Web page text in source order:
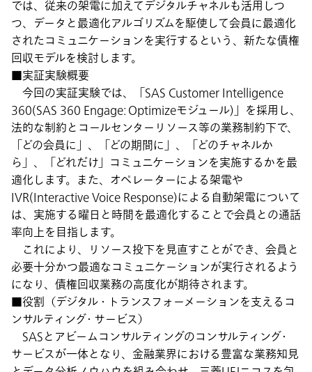
では、従来の架電に加えてデジタルチャネルも活用しつ
つ、データと最適化アルゴリズムを駆使して会員に最適化
されたコミュニケーションを実行するという、新たな債権
回収モデルを検討します。
■実証実験概要
今回の実証実験では、「SAS Customer Intelligence
360(SAS 360 Engage: Optimizeモジュール)」を採用し、
法的な制約とコールセンターリソース等の業務制約下で、
「どの会員に」、「どの期間に」、「どのチャネルか
ら」、「どれだけ」コミュニケーションを実施するかを最
適化します。また、オペレーターによる架電や
IVR(Interactive Voice Response)による自動架電について
は、実施する曜日と時間を最適化することで会員との通話
率向上を目指します。
これにより、リソース投下を見直すことができ、会員と
必要十分かつ最適なコミュニケーションが実行されるよう
になり、債権回収業務の高度化が期待されます。
■役割（デジタル・トランスフォーメーションを支えるコ
ンサルティング・サービス）
SASとアビームコンサルティングのコンサルティング・
サービスが一体となり、金融業界における豊富な業務知見